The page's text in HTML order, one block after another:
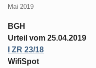
Mai 2019
BGH
Urteil vom 25.04.2019
I ZR 23/18
WifiSpot